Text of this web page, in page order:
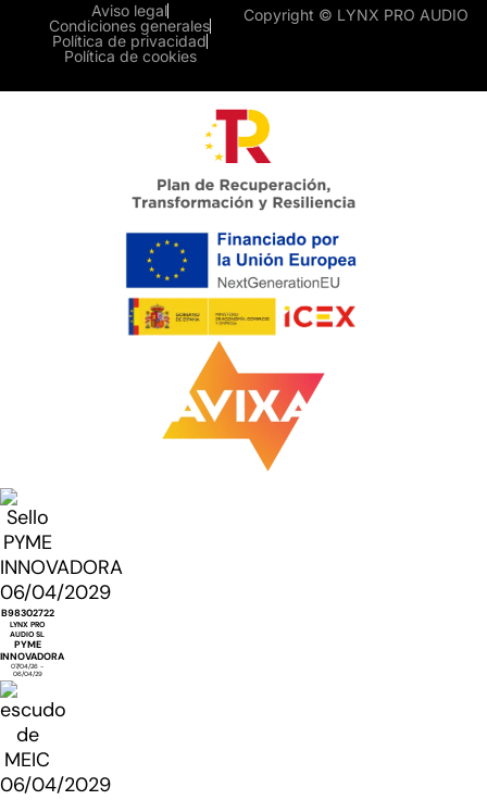
Copyright © LYNX PRO AUDIO
Aviso legal
Condiciones generales
Política de privacidad
Política de cookies
B98302722
LYNX PRO
AUDIO SL
PYME
INNOVADORA
07/04/26 -
06/04/29